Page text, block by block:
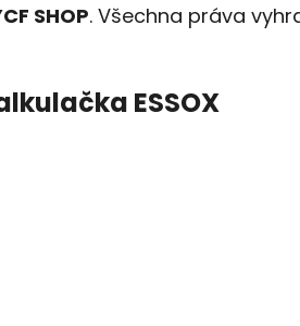
SHOP. Všechna práva
ESSOX